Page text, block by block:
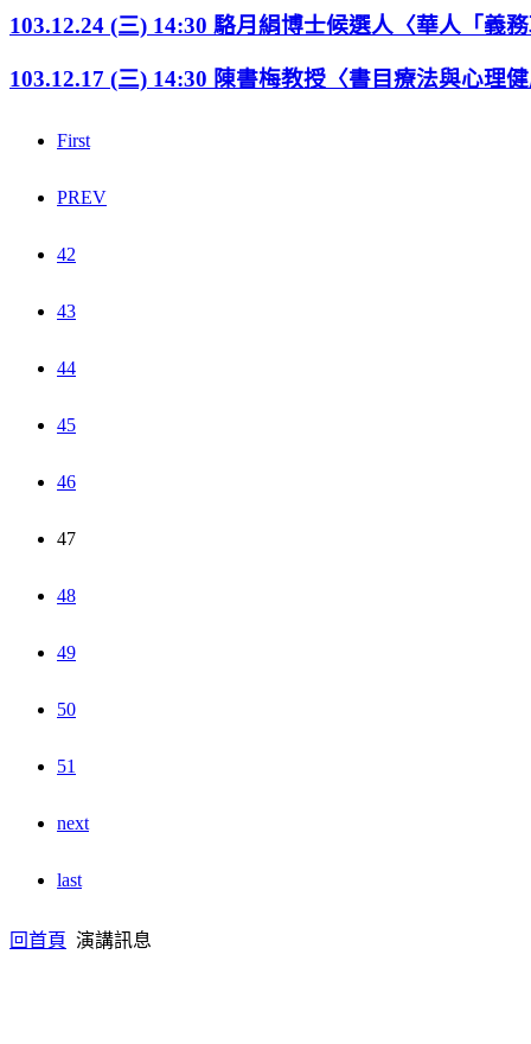
103.12.24 (三) 14:30 駱月絹博士候選人〈華人「義
103.12.17 (三) 14:30 陳書梅教授〈書目療法與心理
First
PREV
42
43
44
45
46
47
48
49
50
51
next
last
回首頁 演講訊息